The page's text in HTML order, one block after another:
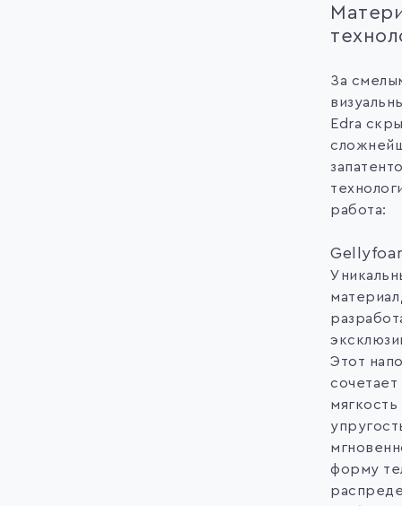
За
Edra
работа:
Этот
форму